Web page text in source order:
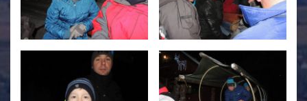
Ośrodek zdrowia
Koło gospodyń
Aktualności
Galerie